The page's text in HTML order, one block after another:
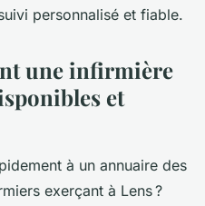
personnalisé et fiable.
une infirmière
et
à un annuaire des
exerçant à Lens ?